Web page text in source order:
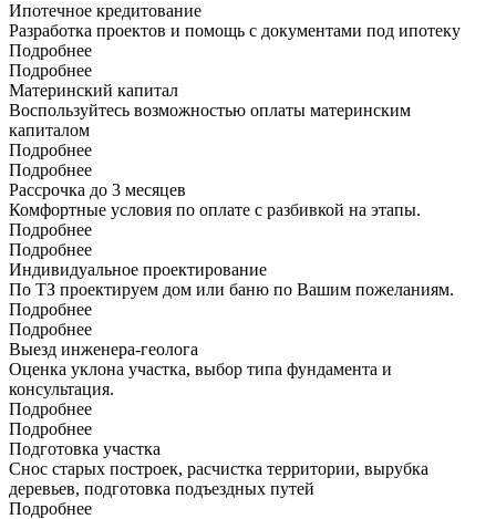
Ипотечное кредитование
Разработка проектов и помощь с документами под ипотеку
Подробнее
Подробнее
Материнский капитал
Воспользуйтесь возможностью оплаты материнским
капиталом
Подробнее
Подробнее
Рассрочка до 3 месяцев
Комфортные условия по оплате с разбивкой на этапы.
Подробнее
Подробнее
Индивидуальное проектирование
По ТЗ проектируем дом или баню по Вашим пожеланиям.
Подробнее
Подробнее
Выезд инженера-геолога
Оценка уклона участка, выбор типа фундамента и
консультация.
Подробнее
Подробнее
Подготовка участка
Снос старых построек, расчистка территории, вырубка
деревьев, подготовка подъездных путей
Подробнее